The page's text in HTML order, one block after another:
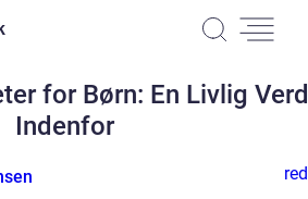
for Børn: En Livlig
Indenfor